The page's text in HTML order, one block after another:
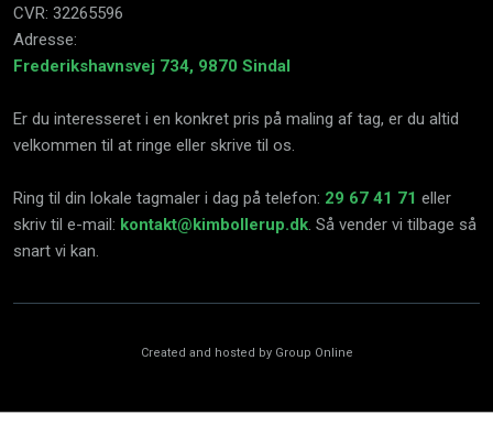
CVR: 32265596​
Adresse:
Frederikshavnsvej 734, 9870 Sindal
Er du interesseret i en konkret pris på maling af tag, er du altid
velkommen til at ringe eller skrive til os.
Ring til din lokale tagmaler i dag på telefon: 29 67 41 71 eller
skriv til e-mail: kontakt@kimbollerup.dk. Så vender vi tilbage så
snart vi kan.​
Created and hosted by Group Online